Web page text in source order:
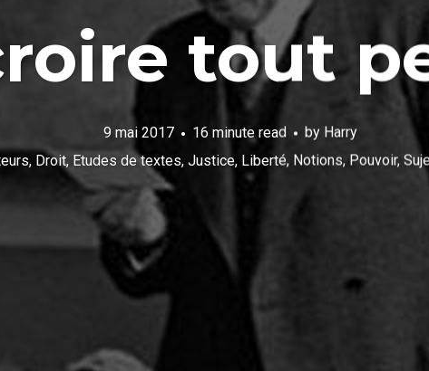
tout
9 mai 2017 16 minute read by Harry
, Droit, Etudes de textes, Justice, Liberté, Notions, Pouvoir,